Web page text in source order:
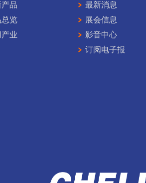
品
览
业
最新消息
展会信息
影音中心
订阅电子报